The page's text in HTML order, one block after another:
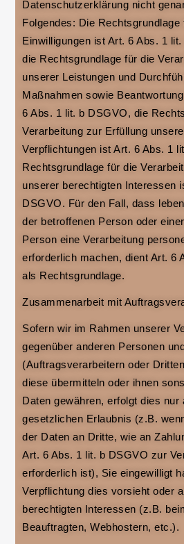
Datenschutzerklärung nicht
Folgendes: Die
Einwilligungen ist Art. 6 Abs. 1
die Rechtsgrundlage für die
unserer Leistungen und
Maßnahmen sowie
6 Abs. 1 lit. b DSGVO, die
Verarbeitung zur Erfüllung
Verpflichtungen ist Art. 6 Abs. 1
Rechtsgrundlage für die
unserer berechtigten Interessen
DSGVO. Für den Fall, dass
der betroffenen Person oder
Person eine Verarbeitung
erforderlich machen, dient Art. 6
als Rechtsgrundlage.
Zusammenarbeit mit
Sofern wir im Rahmen unserer
gegenüber anderen Personen
(Auftragsverarbeitern oder
diese übermitteln oder ihnen
Daten gewähren, erfolgt dies nur
gesetzlichen Erlaubnis (z.B.
der Daten an Dritte, wie an
Art. 6 Abs. 1 lit. b DSGVO zur
erforderlich ist), Sie eingewilligt
Verpflichtung dies vorsieht oder
berechtigten Interessen (z.B.
Beauftragten, Webhostern, etc.).